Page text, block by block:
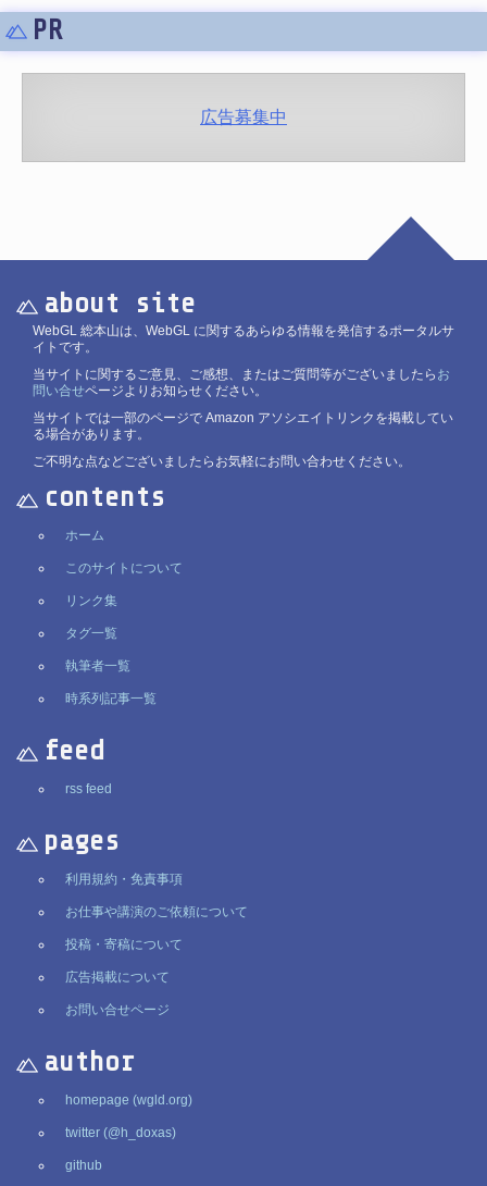
PR
広告募集中
about site
WebGL 総本山は、WebGL に関するあらゆる情報を発信するポータルサ
イトです。
当サイトに関するご意見、ご感想、またはご質問等がございましたら お
問い合せページよりお知らせください。
当サイトでは一部のページで Amazon アソシエイトリンクを掲載してい
る場合があります。
ご不明な点などございましたらお気軽にお問い合わせください。
contents
ホーム
このサイトについて
リンク集
タグ一覧
執筆者一覧
時系列記事一覧
feed
rss feed
pages
利用規約・免責事項
お仕事や講演のご依頼について
投稿・寄稿について
広告掲載について
お問い合せページ
author
homepage (wgld.org)
twitter (@h_doxas)
github